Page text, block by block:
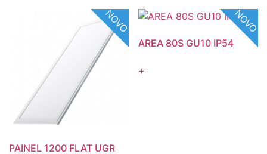
NOVO
PAINEL 1200 FLAT UGR
NOVO
AREA 80S GU10 IP54
+